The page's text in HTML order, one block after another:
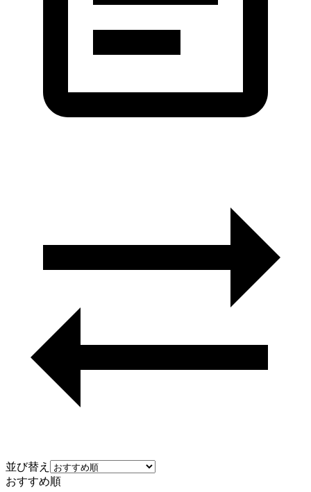
並び替え
おすすめ順